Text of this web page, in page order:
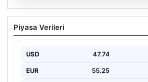
İntihar mektubundan isimleri
milyarlık vurgun deşifre oldu
Tefecilik Şebekesi Çözüldü”, “content”: “
yaşanan…
Piyasa Verileri
USD 47.74
EUR 55.25